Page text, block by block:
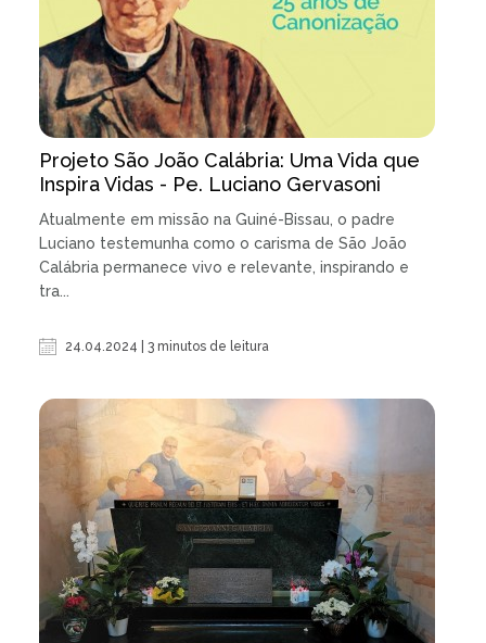
Projeto São João Calábria: Uma Vida que
Inspira Vidas - Pe. Luciano Gervasoni
Atualmente em missão na Guiné-Bissau, o padre
Luciano testemunha como o carisma de São João
Calábria permanece vivo e relevante, inspirando e
tra...
24.04.2024 | 3 minutos de leitura